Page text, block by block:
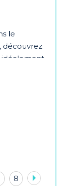
le
découvrez
8